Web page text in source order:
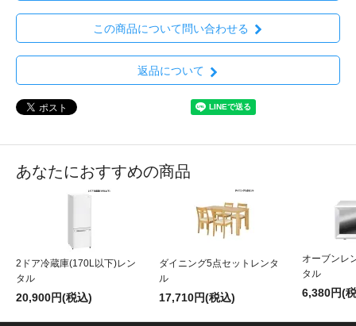
この商品について問い合わせる
返品について
あなたにおすすめの商品
2ドア冷蔵庫(170L以下)レン
タル
20,900円(税込)
ダイニング5点セットレンタ
ル
17,710円(税込)
オーブンレ
タル
6,380円(